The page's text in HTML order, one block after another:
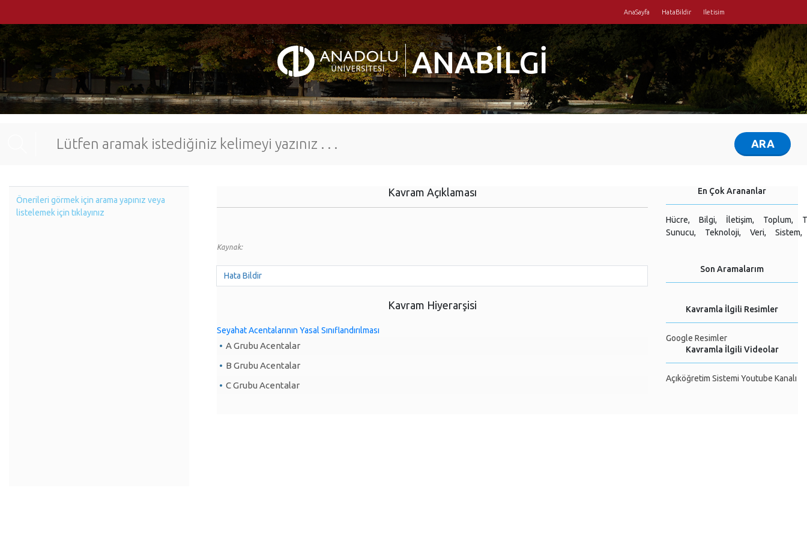
AnaSayfa HataBildir Iletisim
ANABİLGİ
Kavram Açıklaması
Kaynak:
Hata Bildir
Kavram Hiyerarşisi
Seyahat Acentalarının Yasal Sınıflandırılması
A Grubu Acentalar
B Grubu Acentalar
C Grubu Acentalar
En Çok Arananlar
Hücre, Bilgi, İletişim, Toplum,
Sunucu,
Teknoloji, Veri, Sistem,
Son Aramalarım
Kavramla İlgili Resimler
Google Resimler
Kavramla İlgili Videolar
Açıköğretim Sistemi Youtube Kanalı
Önerileri görmek için arama yapınız veya
listelemek için tıklayınız